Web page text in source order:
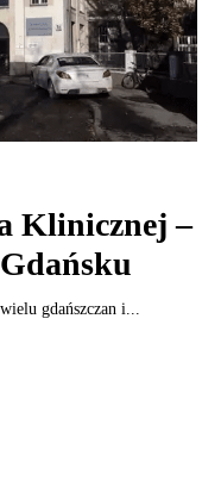
Klinicznej –
gdańszczan i...